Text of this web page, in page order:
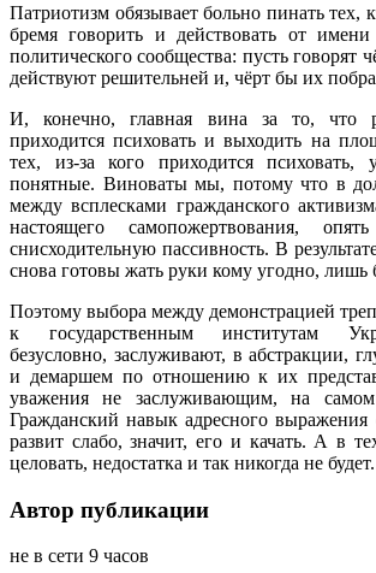
Патриотизм обязывает больно пинать тех,
бремя говорить и действовать от
политического сообщества: пусть говорят
действуют решительней и, чёрт бы их
И, конечно, главная вина за то, что
приходится психовать и выходить на
тех, из-за кого приходится
понятные. Виноваты мы, потому что в
между всплесками гражданского
настоящего самопожертвования,
снисходительную пассивность. В
снова готовы жать руки кому угодно,
Поэтому выбора между демонстрацией
к государственным институтам
безусловно, заслуживают, в абстракции,
и демаршем по отношению к их
уважения не заслуживающим, на
Гражданский навык адресного выражения
развит слабо, значит, его и качать. А в
целовать, недостатка и так никогда не будет.
Автор публикации
не в сети 9 часов